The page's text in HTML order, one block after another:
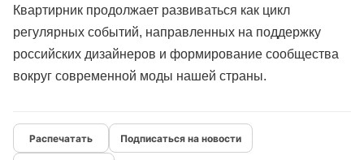
Квартирник продолжает развиваться как цикл
регулярных событий, направленных на поддержку
российских дизайнеров и формирование сообщества
вокруг современной моды нашей страны.
Подписаться на новости